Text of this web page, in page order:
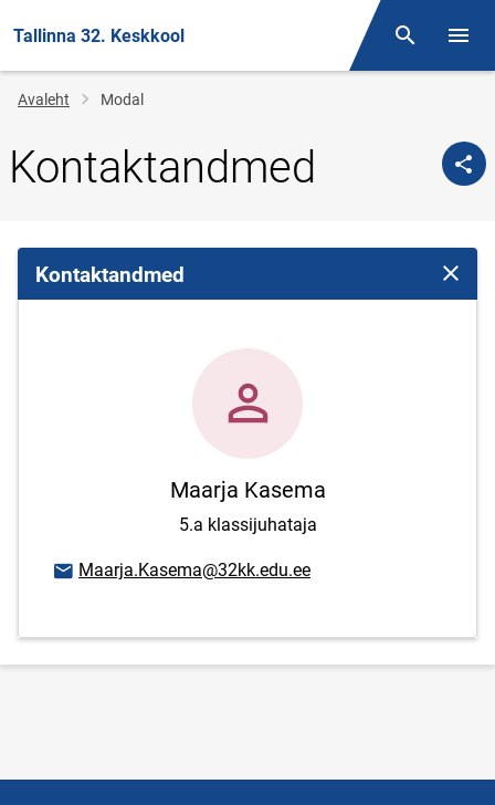
Tallinna 32. Keskkool Otsing
Jälglink
Avaleht Modal
Kontaktandmed
Kontaktandmed Sulge
Maarja Kasema
5.a klassijuhataja
E-posti aadress
Maarja.Kasema@32kk.edu.ee